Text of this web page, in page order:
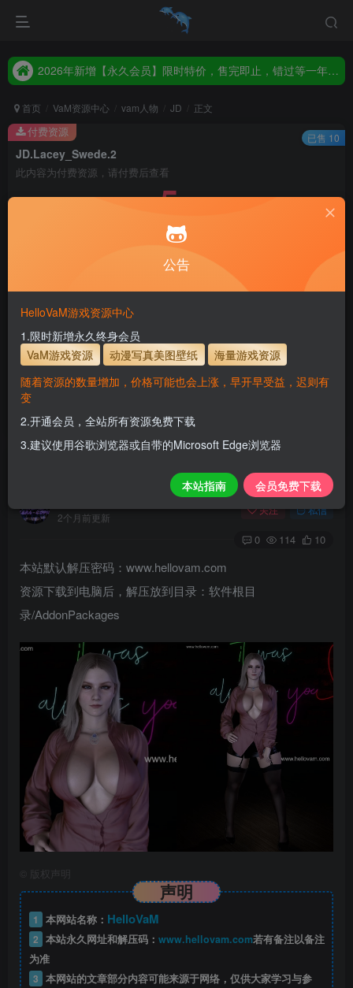
2026年新增【永久会员】限时特价，售完即止，错过等一年！！！
2026年新增【永久会员】限时特价，售完即止，错过等一年！！！
首页 VaM资源中心 vam人物 JD 正文
JD.Lacey_Swede.2
此内容为付费资源，请付费后查看
5
立即购买
主流网盘——高速下载
支付页面打不开或支付后不跳转请联系QQ：3317425885
使用方法
解压后，放进文件夹AddonPackages即可，更多请看本
付费资源 已售 10
2个月前更新
关注 私信
0 114 10
本站默认解压密码：www.hellovam.com
资源下载到电脑后，解压放到目录：软件根目
录/AddonPackages
版权声明
声明
1 本网站名称： HelloVaM
2 本站永久网址和解压码： www.hellovam.com若有备注以备注
为准
3 本网站的文章部分内容可能来源于网络，仅供大家学习与参
公告
HelloVaM游戏资源中心
1.限时新增永久终身会员
VaM游戏资源
动漫写真美图壁纸
海量游戏资源
随着资源的数量增加，价格可能也会上涨，早开早受益，迟则有
变
2.开通会员，全站所有资源免费下载
3.建议使用谷歌浏览器或自带的Microsoft Edge浏览器
本站指南 会员免费下载